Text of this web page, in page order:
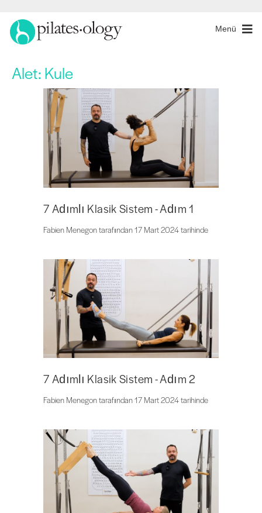
Menü
Alet:Kule
7 Adımlı Klasik Sistem - Adım 1
Fabien Menegon tarafından 17 Mart 2024 tarihinde
7 Adımlı Klasik Sistem - Adım 2
Fabien Menegon tarafından 17 Mart 2024 tarihinde